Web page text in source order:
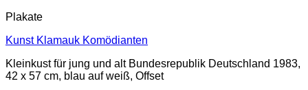
Plakate
Kunst Klamauk Komödianten
Kleinkust für jung und alt Bundesrepublik Deutschland 1983,
42 x 57 cm, blau auf weiß, Offset